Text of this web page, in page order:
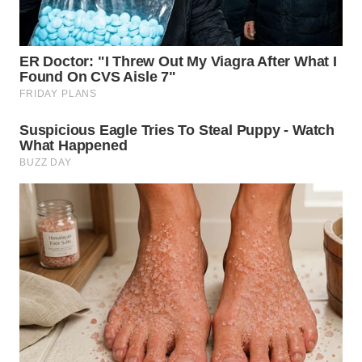
WN
WN
WN
UTARA
WN
SAMOSIR
WN
PADANG
LAWAS